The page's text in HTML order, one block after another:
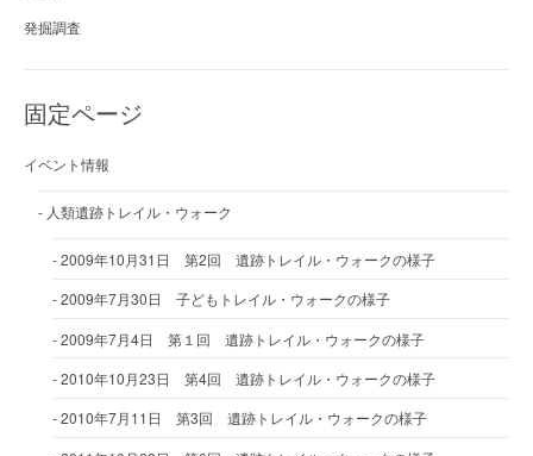
発掘調査
固定ページ
イベント情報
人類遺跡トレイル・ウォーク
2009年10月31日 第2回 遺跡トレイル・ウォークの様子
2009年7月30日 子どもトレイル・ウォークの様子
2009年7月4日 第１回 遺跡トレイル・ウォークの様子
2010年10月23日 第4回 遺跡トレイル・ウォークの様子
2010年7月11日 第3回 遺跡トレイル・ウォークの様子